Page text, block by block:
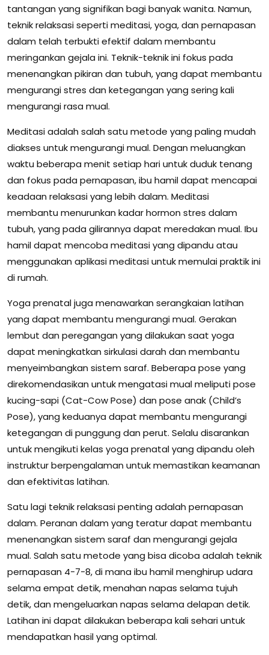
tantangan yang signifikan bagi banyak wanita. Namun,
teknik relaksasi seperti meditasi, yoga, dan pernapasan
dalam telah terbukti efektif dalam membantu
meringankan gejala ini. Teknik-teknik ini fokus pada
menenangkan pikiran dan tubuh, yang dapat membantu
mengurangi stres dan ketegangan yang sering kali
mengurangi rasa mual.
Meditasi adalah salah satu metode yang paling mudah
diakses untuk mengurangi mual. Dengan meluangkan
waktu beberapa menit setiap hari untuk duduk tenang
dan fokus pada pernapasan, ibu hamil dapat mencapai
keadaan relaksasi yang lebih dalam. Meditasi
membantu menurunkan kadar hormon stres dalam
tubuh, yang pada gilirannya dapat meredakan mual. Ibu
hamil dapat mencoba meditasi yang dipandu atau
menggunakan aplikasi meditasi untuk memulai praktik ini
di rumah.
Yoga prenatal juga menawarkan serangkaian latihan
yang dapat membantu mengurangi mual. Gerakan
lembut dan peregangan yang dilakukan saat yoga
dapat meningkatkan sirkulasi darah dan membantu
menyeimbangkan sistem saraf. Beberapa pose yang
direkomendasikan untuk mengatasi mual meliputi pose
kucing-sapi (Cat-Cow Pose) dan pose anak (Child’s
Pose), yang keduanya dapat membantu mengurangi
ketegangan di punggung dan perut. Selalu disarankan
untuk mengikuti kelas yoga prenatal yang dipandu oleh
instruktur berpengalaman untuk memastikan keamanan
dan efektivitas latihan.
Satu lagi teknik relaksasi penting adalah pernapasan
dalam. Peranan dalam yang teratur dapat membantu
menenangkan sistem saraf dan mengurangi gejala
mual. Salah satu metode yang bisa dicoba adalah teknik
pernapasan 4-7-8, di mana ibu hamil menghirup udara
selama empat detik, menahan napas selama tujuh
detik, dan mengeluarkan napas selama delapan detik.
Latihan ini dapat dilakukan beberapa kali sehari untuk
mendapatkan hasil yang optimal.